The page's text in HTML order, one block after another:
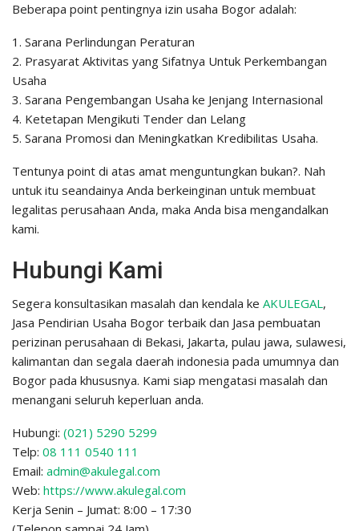
Beberapa point pentingnya izin usaha Bogor adalah:
1. Sarana Perlindungan Peraturan
2. Prasyarat Aktivitas yang Sifatnya Untuk Perkembangan
Usaha
3. Sarana Pengembangan Usaha ke Jenjang Internasional
4. Ketetapan Mengikuti Tender dan Lelang
5. Sarana Promosi dan Meningkatkan Kredibilitas Usaha.
Tentunya point di atas amat menguntungkan bukan?. Nah
untuk itu seandainya Anda berkeinginan untuk membuat
legalitas perusahaan Anda, maka Anda bisa mengandalkan
kami.
Hubungi Kami
Segera konsultasikan masalah dan kendala ke AKULEGAL,
Jasa Pendirian Usaha Bogor terbaik dan Jasa pembuatan
perizinan perusahaan di Bekasi, Jakarta, pulau jawa, sulawesi,
kalimantan dan segala daerah indonesia pada umumnya dan
Bogor pada khususnya. Kami siap mengatasi masalah dan
menangani seluruh keperluan anda.
Hubungi: (021) 5290 5299
Telp: 08 111 0540 111
Email: admin@akulegal.com
Web: https://www.akulegal.com
Kerja Senin – Jumat: 8:00 – 17:30